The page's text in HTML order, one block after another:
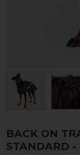
BACK ON
STANDARD -